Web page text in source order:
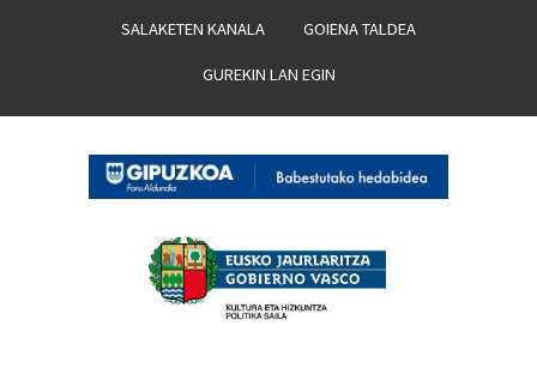
SALAKETEN KANALA GOIENA TALDEA
GUREKIN LAN EGIN